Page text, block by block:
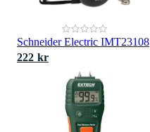
Schneider Electric IMT23108
222 kr